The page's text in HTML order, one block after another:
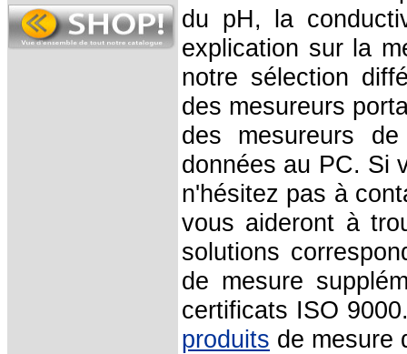
du pH, la
explication sur la
notre sélection
des mesureurs
des mesureurs
données au PC. Si
n'hésitez pas à
vous aideront à
solutions
de mesure
certificats ISO
produits de mesure